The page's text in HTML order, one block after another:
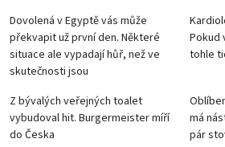
Dovolená v Egyptě vás může
překvapit už první den. Některé
situace ale vypadají hůř, než ve
skutečnosti jsou
Pokud
tohle
Z bývalých veřejných toalet
vybudoval hit. Burgermeister míří
do Česka
má
pár